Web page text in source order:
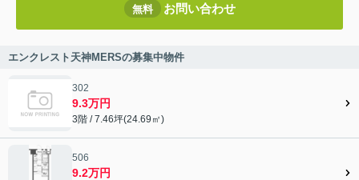
無料 お問い合わせ
エンクレスト天神MERSの募集中物件
302
9.3万円
3階 / 7.46坪(24.69㎡)
506
9.2万円